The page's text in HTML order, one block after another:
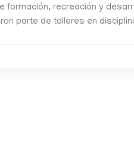
formación, recreación y
parte de talleres en